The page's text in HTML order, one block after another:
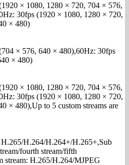
× 1080, 1280 × 720, 704 × 576,
30fps (1920 × 1080, 1280 × 720,
× 480)
× 576, 640 × 480),60Hz: 30fps
× 480)
× 1080, 1280 × 720, 704 × 576,
30fps (1920 × 1080, 1280 × 720,
× 480),Up to 5 custom streams are
H.265/H.264/H.264+/H.265+,Sub
fourth stream/fifth
stream: H.265/H.264/MJPEG